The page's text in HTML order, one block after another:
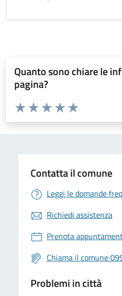
Quanto sono chiare le
pagina?
Valuta da 1 a 5 stelle la pagina
Valuta 5 stelle
Valuta 4 stelle su 5
Valuta 3 stelle su 5
Valuta 2 stelle su 5
Valuta 1 stelle su 5
Contatta il comune
Leggi le domande
Richiedi assistenza
Prenota
Chiama il comune
Problemi in città